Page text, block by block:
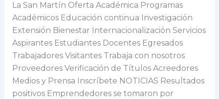
La San Martín Oferta Académica Programas
Académicos Educación continua Investigación
Extensión Bienestar Internacionalización Servicios
Aspirantes Estudiantes Docentes Egresados
Trabajadores Visitantes Trabaja con nosotros
Proveedores Verificación de Títulos Acreedores
Medios y Prensa Inscríbete NOTICIAS Resultados
positivos Emprendedores se tomaron por
vez
la
San
Martín